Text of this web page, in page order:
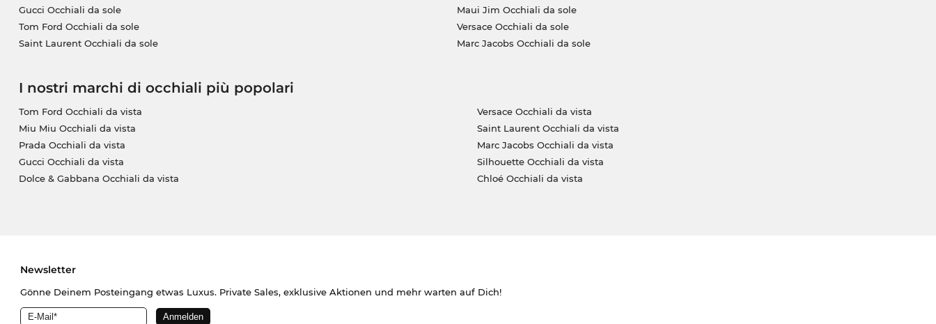
Gucci Occhiali da sole
Tom Ford Occhiali da sole
Saint Laurent Occhiali da sole
Maui Jim Occhiali da sole
Versace Occhiali da sole
Marc Jacobs Occhiali da sole
I nostri marchi di occhiali più popolari
Tom Ford Occhiali da vista
Miu Miu Occhiali da vista
Prada Occhiali da vista
Gucci Occhiali da vista
Dolce & Gabbana Occhiali da vista
Versace Occhiali da vista
Saint Laurent Occhiali da vista
Marc Jacobs Occhiali da vista
Silhouette Occhiali da vista
Chloé Occhiali da vista
Newsletter
Gönne Deinem Posteingang etwas Luxus. Private Sales, exklusive Aktionen und mehr warten auf Dich!